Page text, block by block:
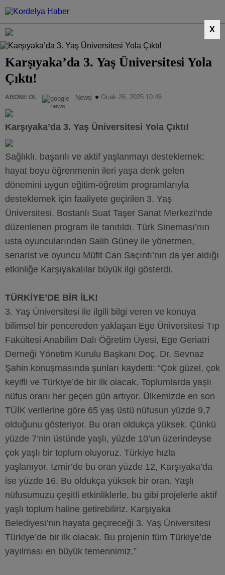
X
Karşıyaka’da 3. Yaş Üniversitesi Yola
Çıktı!
ABONE OL News Ocak 26, 2025 10:46
Karşıyaka’da 3. Yaş Üniversitesi Yola Çıktı!
Sağlıklı, başarılı ve aktif yaşlanmayı desteklemek;
hayat boyu öğrenmenin ileri yaşa denk gelen
dönemini uygun eğitim-öğretim programlarıyla
desteklemek için faaliyete geçirilen 3. Yaş
Üniversitesi, Bostanlı Suat Taşer Sanat Merkezi’nde
düzenlenen program ile tanıtıldı. Türk Sineması’nın
usta oyuncularından Salih Güney ile yönetmen,
senarist ve oyuncu Müfit Can Saçıntı’nın da yer aldığı
etkinliğe Karşıyakalılar büyük ilgi gösterdi.
TÜRKİYE’DE BİR İLK!
3. Yaş Üniversitesi ile ilgili bilgi veren ve konuya
bilimsel bir pencereden yaklaşan Ege Üniversitesi Tıp
Fakültesi Anabilim Dalı Öğretim Üyesi, Ege Geriatri
Derneği Yönetim Kurulu Başkanı Doç. Dr. Sevnaz
Şahin konuşmasında şunları kaydetti: “Çok güzel, çok
keyifli ve Türkiye’de bir ilk olacak. Toplumlarda yaşlı
nüfus oranı her geçen gün artıyor. Ülkemizde en son
TÜİK verilerine göre 65 yaş üstü nüfusun yüzde 9,7
olduğunu gösteriyor. Bu oran oldukça yüksek. Çünkü
yüzde 7’nin üstünde yaşlı, yüzde 10’un üzerindeyse
çok yaşlı bir toplum oluyoruz. Türkiye hızla
yaşlanıyor. İzmir’de bu oran yüzde 12, Karşıyaka’da
ise yüzde 16. Bu oldukça yüksek bir oran. Yaşlı
nüfusumuzu çeşitli etkinliklerle, bu gibi projelerle aktif
yaşlı toplum haline getirebiliriz. Karşıyaka
Belediyesi’nin hayata geçireceği 3. Yaş Üniversitesi
Türkiye’de bir ilk olacak. Bu projenin tüm Türkiye’de
yayılması en büyük temennimiz.”